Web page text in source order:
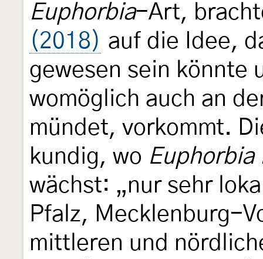
Euphorbia-Art,
(2018) auf die Idee,
gewesen sein könnte
womöglich auch an
mündet, vorkommt.
kundig, wo Euphorbia
wächst: „nur sehr
Pfalz, Mecklenburg-
mittleren und